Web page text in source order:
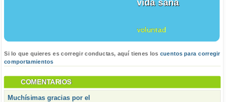
vida sana
voluntad
Si lo que quieres es corregir conductas, aquí tienes los cuentos para corregir
comportamientos
COMENTARIOS
Muchísimas gracias por el